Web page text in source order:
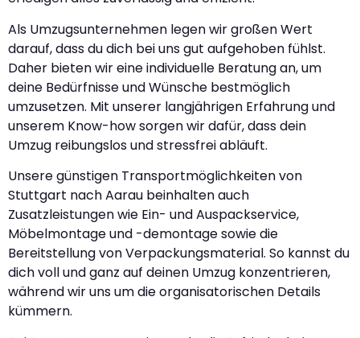
Als Umzugsunternehmen legen wir großen Wert
darauf, dass du dich bei uns gut aufgehoben fühlst.
Daher bieten wir eine individuelle Beratung an, um
deine Bedürfnisse und Wünsche bestmöglich
umzusetzen. Mit unserer langjährigen Erfahrung und
unserem Know-how sorgen wir dafür, dass dein
Umzug reibungslos und stressfrei abläuft.
Unsere günstigen Transportmöglichkeiten von
Stuttgart nach Aarau beinhalten auch
Zusatzleistungen wie Ein- und Auspackservice,
Möbelmontage und -demontage sowie die
Bereitstellung von Verpackungsmaterial. So kannst du
dich voll und ganz auf deinen Umzug konzentrieren,
während wir uns um die organisatorischen Details
kümmern.